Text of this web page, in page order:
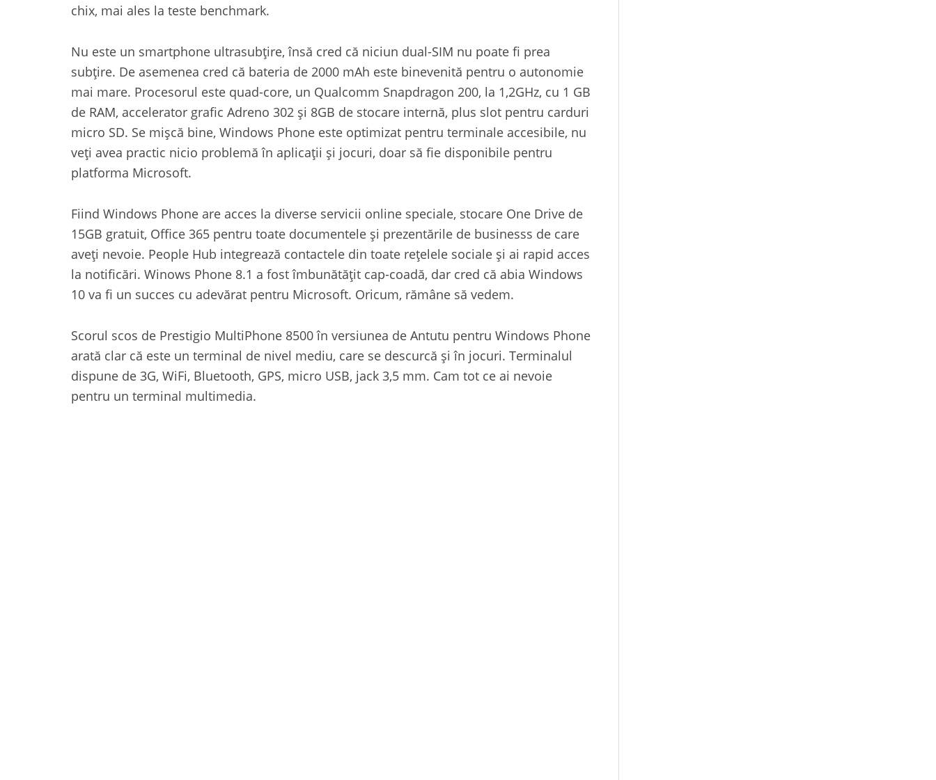
chix, mai ales la teste benchmark.
Nu este un smartphone ultrasubțire, însă cred că niciun dual-SIM nu poate fi prea
subțire. De asemenea cred că bateria de 2000 mAh este binevenită pentru o autonomie
mai mare. Procesorul este quad-core, un Qualcomm Snapdragon 200, la 1,2GHz, cu 1 GB
de RAM, accelerator grafic Adreno 302 și 8GB de stocare internă, plus slot pentru carduri
micro SD. Se mișcă bine, Windows Phone este optimizat pentru terminale accesibile, nu
veți avea practic nicio problemă în aplicații și jocuri, doar să fie disponibile pentru
platforma Microsoft.
Fiind Windows Phone are acces la diverse servicii online speciale, stocare One Drive de
15GB gratuit, Office 365 pentru toate documentele și prezentările de businesss de care
aveți nevoie. People Hub integrează contactele din toate rețelele sociale și ai rapid acces
la notificări. Winows Phone 8.1 a fost îmbunătățit cap-coadă, dar cred că abia Windows
10 va fi un succes cu adevărat pentru Microsoft. Oricum, rămâne să vedem.
Scorul scos de Prestigio MultiPhone 8500 în versiunea de Antutu pentru Windows Phone
arată clar că este un terminal de nivel mediu, care se descurcă și în jocuri. Terminalul
dispune de 3G, WiFi, Bluetooth, GPS, micro USB, jack 3,5 mm. Cam tot ce ai nevoie
pentru un terminal multimedia.